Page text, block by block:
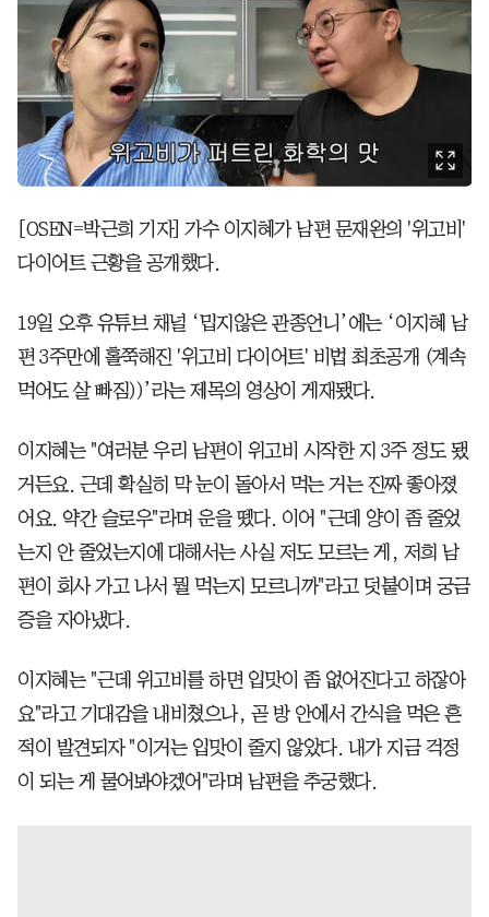
[OSEN=박근희 기자] 가수 이지혜가 남편 문재완의 '위고비'
다이어트 근황을 공개했다.
19일 오후 유튜브 채널 ‘밉지않은 관종언니’에는 ‘이지혜 남
편 3주만에 홀쭉해진 '위고비 다이어트' 비법 최초공개 (계속
먹어도 살 빠짐))’라는 제목의 영상이 게재됐다.
이지혜는 "여러분 우리 남편이 위고비 시작한 지 3주 정도 됐
거든요. 근데 확실히 막 눈이 돌아서 먹는 거는 진짜 좋아졌
어요. 약간 슬로우"라며 운을 뗐다. 이어 "근데 양이 좀 줄었
는지 안 줄었는지에 대해서는 사실 저도 모르는 게, 저희 남
편이 회사 가고 나서 뭘 먹는지 모르니까"라고 덧붙이며 궁금
증을 자아냈다.
이지혜는 "근데 위고비를 하면 입맛이 좀 없어진다고 하잖아
요"라고 기대감을 내비쳤으나, 곧 방 안에서 간식을 먹은 흔
적이 발견되자 "이거는 입맛이 줄지 않았다. 내가 지금 걱정
이 되는 게 물어봐야겠어"라며 남편을 추궁했다.